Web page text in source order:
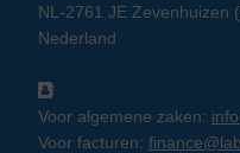
NL-2761 JE Zevenhuizen
Nederland
Voor algemene zaken:
Voor facturen: